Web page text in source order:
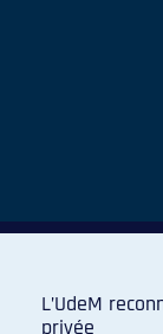
L’UdeM
privée